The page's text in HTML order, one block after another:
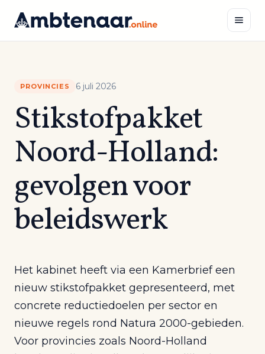
inhoud
PROVINCIES 6 juli 2026
Stikstofpakket
Noord-Holland:
gevolgen voor
beleidswerk
Het kabinet heeft via een Kamerbrief een
nieuw stikstofpakket gepresenteerd, met
concrete reductiedoelen per sector en
nieuwe regels rond Natura 2000-gebieden.
Voor provincies zoals Noord-Holland